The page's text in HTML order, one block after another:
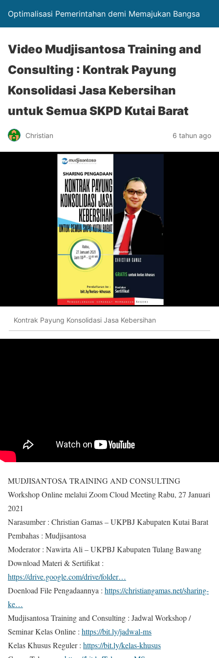
Optimalisasi Pemerintahan demi Memajukan Bangsa
Video Mudjisantosa Training and
Consulting : Kontrak Payung
Konsolidasi Jasa Kebersihan
untuk Semua SKPD Kutai Barat
Christian 6 tahun ago
Kontrak Payung Konsolidasi Jasa Kebersihan
MUDJISANTOSA TRAINING AND CONSULTING
Workshop Online melalui Zoom Cloud Meeting Rabu, 27 Januari
2021
Narasumber : Christian Gamas – UKPBJ Kabupaten Kutai Barat
Pembahas : Mudjisantosa
Moderator : Nawirta Ali – UKPBJ Kabupaten Tulang Bawang
Download Materi & Sertifikat :
https://drive.google.com/drive/folder…
Doenload File Pengadaannya : https://christiangamas.net/sharing-
ke…
Mudjisantosa Training and Consulting : Jadwal Workshop /
Seminar Kelas Online : https://bit.ly/jadwal-ms
Kelas Khusus Reguler : https://bit.ly/kelas-khusus